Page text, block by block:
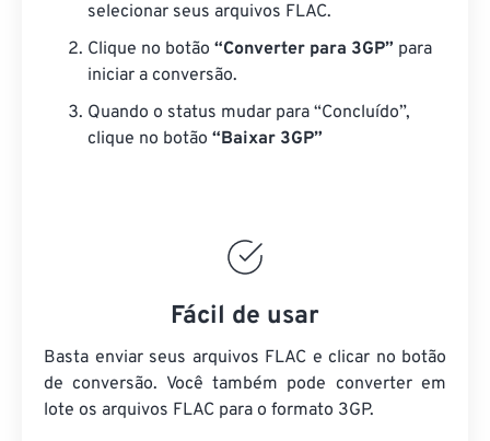
selecionar seus arquivos FLAC.
Clique no botão “Converter para 3GP” para
iniciar a conversão.
Quando o status mudar para “Concluído”,
clique no botão “Baixar 3GP”
Fácil de usar
Basta enviar seus arquivos FLAC e clicar no botão
de conversão. Você também pode converter em
lote os arquivos FLAC para o formato 3GP.